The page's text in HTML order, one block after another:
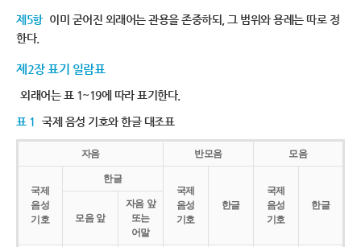
제5항 이미 굳어진 외래어는 관용을 존중하되, 그 범위와 용례는 따로 정
한다.
제2장 표기 일람표
외래어는 표 1~19에 따라 표기한다.
표 1 국제 음성 기호와 한글 대조표
자음 반모음 모음
국제
음성
기호
한글
국제
음성
기호
한글
국제
음성
기호
한글
모음 앞
자음 앞
또는
어말